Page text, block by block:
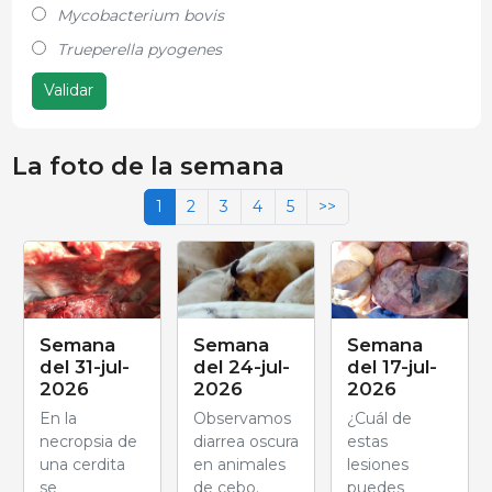
Mycobacterium bovis
Trueperella pyogenes
Validar
La foto de la semana
1 2 3 4 5 >>
Semana
del 31-jul-
2026
En la
necropsia de
una cerdita
se
Semana
del 24-jul-
2026
Observamos
diarrea oscura
en animales
de cebo.
Semana
del 17-jul-
2026
¿Cuál de
estas
lesiones
puedes